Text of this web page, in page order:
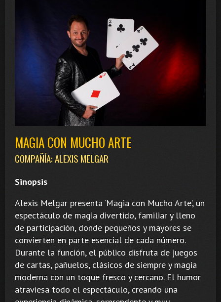
MAGIA CON MUCHO ARTE
COMPAÑÍA: ALEXIS MELGAR
Sinopsis
Alexis Melgar presenta ‘Magia con Mucho Arte’, un
espectáculo de magia divertido, familiar y lleno
de participación, donde pequeños y mayores se
convierten en parte esencial de cada número.
Durante la función, el público disfruta de juegos
de cartas, pañuelos, clásicos de siempre y magia
moderna con un toque fresco y cercano. El humor
atraviesa todo el espectáculo, creando una